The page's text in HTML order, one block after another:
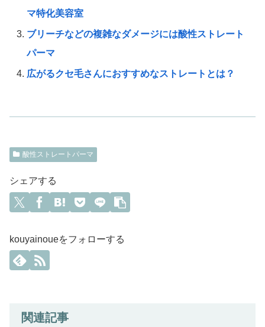
マ特化美容室
ブリーチなどの複雑なダメージには酸性ストレート
パーマ
広がるクセ毛さんにおすすめなストレートとは？
酸性ストレートパーマ
シェアする
kouyainoueをフォローする
関連記事